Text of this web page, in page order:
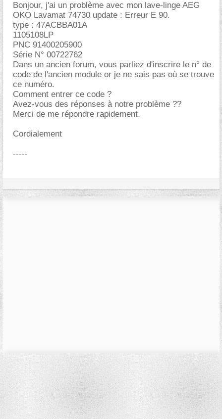
Bonjour, j'ai un problème avec mon lave-linge AEG
OKO Lavamat 74730 update : Erreur E 90.
type : 47ACBBA01A
1105108LP
PNC 91400205900
Série N° 00722762
Dans un ancien forum, vous parliez d'inscrire le n° de
code de l'ancien module or je ne sais pas où se trouve
ce numéro.
Comment entrer ce code ?
Avez-vous des réponses à notre problème ??
Merci de me répondre rapidement.
Cordialement
-----